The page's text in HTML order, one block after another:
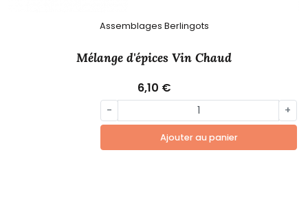
Assemblages Berlingots
Mélange d'épices Vin Chaud
6,10 €
- +
Ajouter au panier